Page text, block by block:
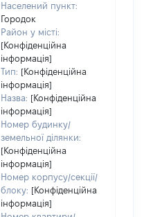
Населений пункт:
Городок
Район у місті:
[Конфіденційна
інформація]
Тип: [Конфіденційна
інформація]
Назва: [Конфіденційна
інформація]
Номер будинку/
земельної ділянки:
[Конфіденційна
інформація]
Номер корпусу/секції/
блоку: [Конфіденційна
інформація]